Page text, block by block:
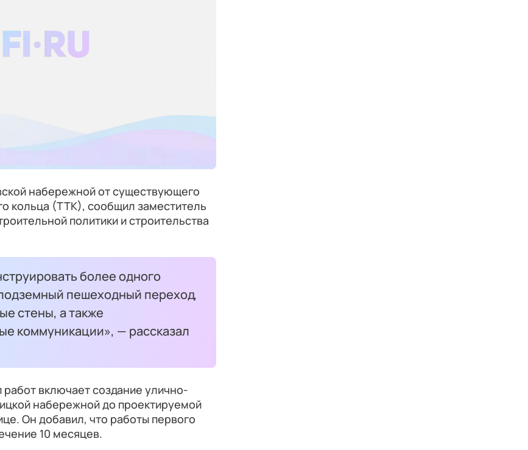
набережной от существующего
кольца (ТТК), сообщил заместитель
политики и строительства
более одного
пешеходный переход,
стены, а также
коммуникации», — рассказал
включает создание улично-
набережной до проектируемой
Он добавил, что работы первого
10 месяцев.